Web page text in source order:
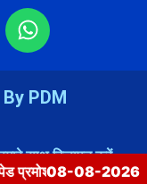
PDM
साथ विज्ञापन करें
और CSAM पर उठे
08-08-2026